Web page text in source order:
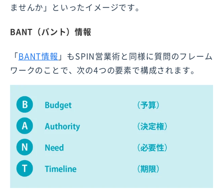
ませんか」といったイメージです。
BANT（バント）情報
「BANT情報 」もSPIN営業術と同様に質問のフレーム
ワークのことで、次の4つの要素で構成されます。